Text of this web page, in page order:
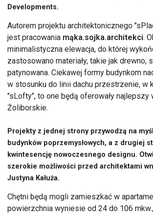
Developments.
Autorem projektu architektonicznego
jest pracowania mąka.sojka.architekci.
minimalistyczna elewacja, do której
zastosowano materiały, takie jak drewno,
patynowana. Ciekawej formy budynkom
w stosunku do linii dachu przestrzenie, w
"sLofty", to one będą oferowały najlepszy
Żoliborskie.
Projekty z jednej strony przywodzą na
budynków poprzemysłowych, a z drugiej
kwintesencję nowoczesnego designu.
szerokie możliwości przed architektami
Justyna Kałuża.
Chętni będą mogli zamieszkać w
powierzchnia wyniesie od 24 do 106